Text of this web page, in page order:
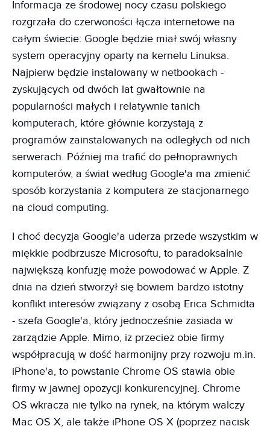
Informacja ze środowej nocy czasu polskiego
rozgrzała do czerwoności łącza internetowe na
całym świecie: Google będzie miał swój własny
system operacyjny oparty na kernelu Linuksa.
Najpierw będzie instalowany w netbookach -
zyskujących od dwóch lat gwałtownie na
popularności małych i relatywnie tanich
komputerach, które głównie korzystają z
programów zainstalowanych na odległych od nich
serwerach. Później ma trafić do pełnoprawnych
komputerów, a świat według Google'a ma zmienić
sposób korzystania z komputera ze stacjonarnego
na cloud computing.
I choć decyzja Google'a uderza przede wszystkim w
miękkie podbrzusze Microsoftu, to paradoksalnie
największą konfuzję może powodować w Apple. Z
dnia na dzień stworzył się bowiem bardzo istotny
konflikt interesów związany z osobą Erica Schmidta
- szefa Google'a, który jednocześnie zasiada w
zarządzie Apple. Mimo, iż przecież obie firmy
współpracują w dość harmonijny przy rozwoju m.in.
iPhone'a, to powstanie Chrome OS stawia obie
firmy w jawnej opozycji konkurencyjnej. Chrome
OS wkracza nie tylko na rynek, na którym walczy
Mac OS X, ale także iPhone OS X (poprzez nacisk